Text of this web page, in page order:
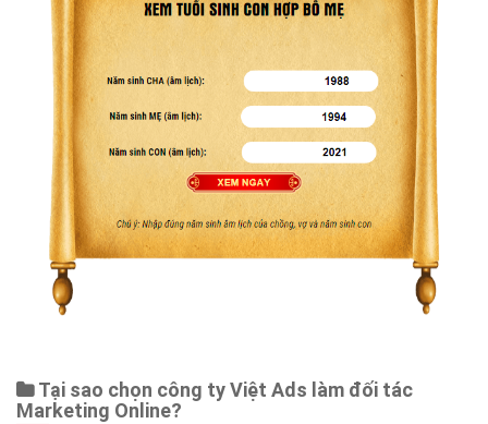
Tại sao chọn công ty Việt Ads làm đối tác
Marketing Online?